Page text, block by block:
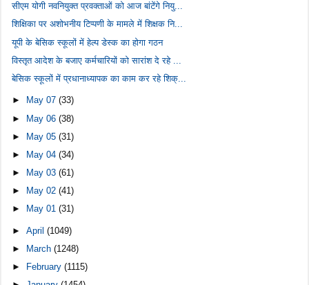
सीएम योगी नवनियुक्त प्रवक्ताओं को आज बांटेंगे नियु...
शिक्षिका पर अशोभनीय टिप्पणी के मामले में शिक्षक नि...
यूपी के बेसिक स्कूलों में हेल्प डेस्क का होगा गठन
विस्तृत आदेश के बजाए कर्मचारियों को सारांश दे रहे ...
बेसिक स्कूलों में प्रधानाध्यापक का काम कर रहे शिक्...
► May 07(33)
► May 06(38)
► May 05(31)
►
May 04(34)
►
May 03(61)
►
May 02(41)
►
May 01(31)
►April(1049)
►
March(1248)
►
February(1115)